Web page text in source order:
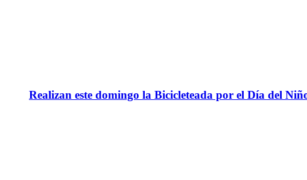
Realizan este domingo la Bicicleteada por el Día del